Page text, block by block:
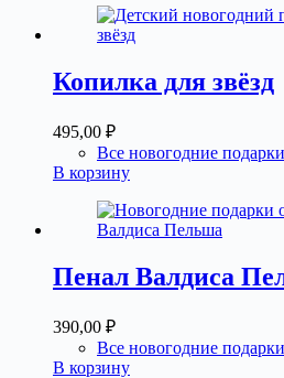
Копилка для звёзд
495,00 ₽
Все новогодние подарки
В корзину
Пенал Валдиса
390,00 ₽
Все новогодние подарки
В корзину